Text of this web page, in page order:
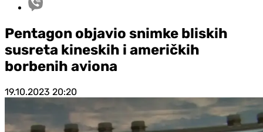
Pentagon objavio snimke bliskih
susreta kineskih i američkih
borbenih aviona
19.10.2023 20:20